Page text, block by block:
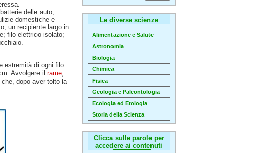
Le diverse scienze
Alimentazione e Salute
Astronomia
Biologia
Chimica
Fisica
Geologia e Paleontologia
Ecologia ed Etologia
Storia della Scienza
Clicca sulle parole per
accedere ai contenuti
delle auto;
domestiche e
un recipiente largo in
filo elettrico isolato;
estremità di ogni filo
Avvolgere il rame,
dopo aver tolto la